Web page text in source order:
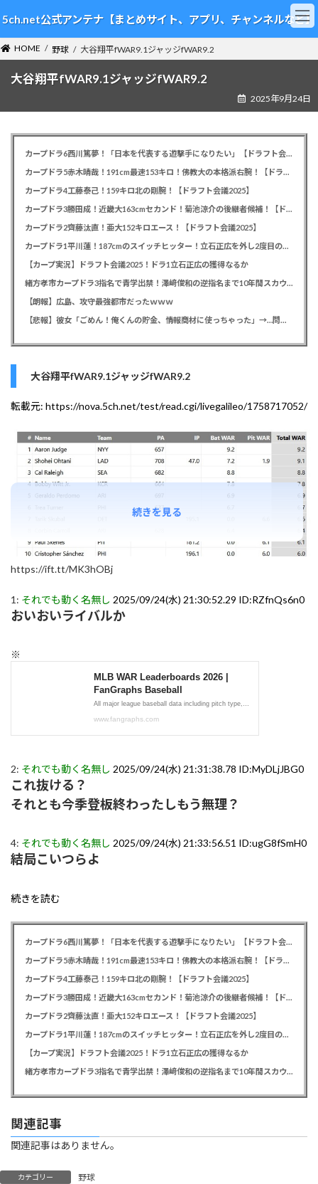
ン
テ
ン
ツ
ビ
ゲ
ー
シ
5ch.net公式アンテナ【まとめサイト、アプリ、チャンネルなど】
HOME 野球 大谷翔平fWAR9.1ジャッジfWAR9.2
大谷翔平fWAR9.1ジャッジfWAR9.2
2025年9月24日
カープドラ6西川篤夢！「日本を代表する遊撃手になりたい」【ドラフト会議2025】
カープドラ5赤木晴哉！191cm最速153キロ！佛教大の本格派右腕！【ドラフト会議2025】
カープドラ4工藤泰己！159キロ北の剛腕！【ドラフト会議2025】
カープドラ3勝田成！近畿大163cmセカンド！菊池涼介の後継者候補！【ドラフト会議2025】
カープドラ2齊藤汰直！亜大152キロエース！【ドラフト会議2025】
カープドラ1平川蓮！187cmのスイッチヒッター！立石正広を外し2度目の重複も新井監督がクジを引き当てる！【ドラフト会議2025】
【カープ実況】ドラフト会議2025！ドラ1立石正広の獲得なるか
緒方孝市カープドラ3指名で青学出禁！澤﨑俊和の逆指名まで10年間スカウト出禁
【朗報】広島、攻守最強都市だったｗｗｗ
【悲報】彼女「ごめん！俺くんの貯金、情報商材に使っちゃった」→…問い詰めたらギャン泣きされたんだが俺が悪いのか？
大谷翔平fWAR9.1ジャッジfWAR9.2
転載元: https://nova.5ch.net/test/read.cgi/livegalileo/1758717052/
https://ift.tt/MK3hOBj
1: それでも動く名無し 2025/09/24(水) 21:30:52.29 ID:RZfnQs6n0
おいおいライバルか
※
2: それでも動く名無し 2025/09/24(水) 21:31:38.78 ID:MyDLjJBG0
これ抜ける？
それとも今季登板終わったしもう無理？
4: それでも動く名無し 2025/09/24(水) 21:33:56.51 ID:ugG8fSmH0
結局こいつらよ
続きを読む
続きを見る
カープドラ6西川篤夢！「日本を代表する遊撃手になりたい」【ドラフト会議2025】
カープドラ5赤木晴哉！191cm最速153キロ！佛教大の本格派右腕！【ドラフト会議2025】
カープドラ4工藤泰己！159キロ北の剛腕！【ドラフト会議2025】
カープドラ3勝田成！近畿大163cmセカンド！菊池涼介の後継者候補！【ドラフト会議2025】
カープドラ2齊藤汰直！亜大152キロエース！【ドラフト会議2025】
カープドラ1平川蓮！187cmのスイッチヒッター！立石正広を外し2度目の重複も新井監督がクジを引き当てる！【ドラフト会議2025】
【カープ実況】ドラフト会議2025！ドラ1立石正広の獲得なるか
緒方孝市カープドラ3指名で青学出禁！澤﨑俊和の逆指名まで10年間スカウト出禁
関連記事
関連記事はありません。
カテゴリー 野球